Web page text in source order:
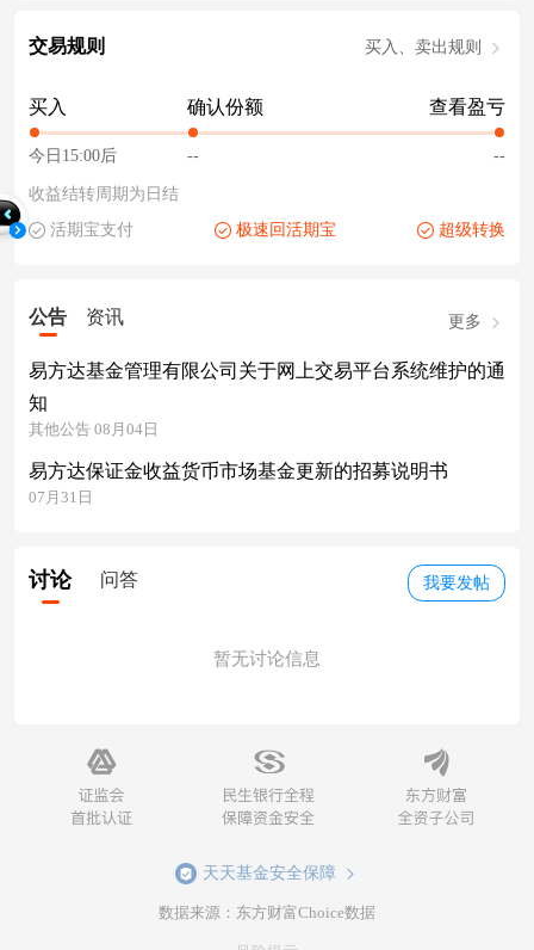
交易规则 买入、卖出规则
买入
今日15:00后
确认份额
--
查看盈亏
--
收益结转周期为日结
活期宝支付
极速回活期宝 超级转换
公告 资讯 更多
易方达基金管理有限公司关于网上交易平台系统维护的通
知
其他公告 08月04日
易方达保证金收益货币市场基金更新的招募说明书
07月31日
我要发帖
讨论 问答
暂无讨论信息
天天基金安全保障
数据来源：东方财富Choice数据